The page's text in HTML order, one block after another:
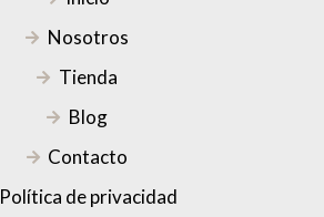
Nosotros
Tienda
Blog
Contacto
Política de privacidad